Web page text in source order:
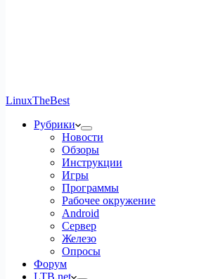
LinuxTheBest
Рубрики
Новости
Обзоры
Инструкции
Игры
Программы
Рабочее окружение
Android
Сервер
Железо
Опросы
Форум
LTB.net